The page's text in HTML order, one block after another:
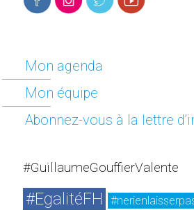
Mon agenda
Mon équipe
Abonnez-vous à la lettre
#GuillaumeGouffierValente
#EgalitéFH